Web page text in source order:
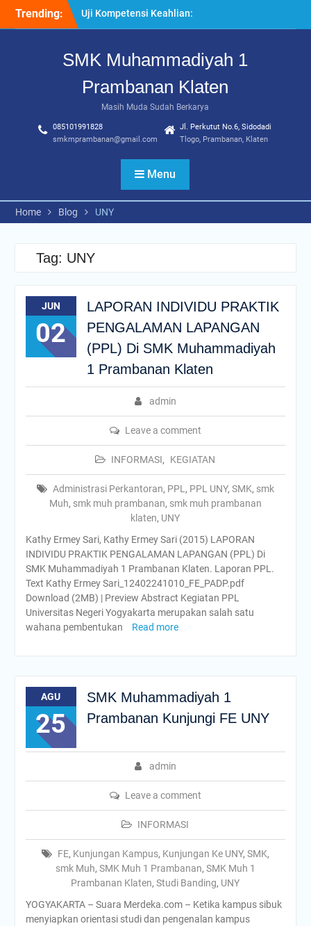
Trending:
Uji Kompetensi Keahlian:
Sinergi SMK Bersama LSP
Kompeten dan Siap Kerja
Sebagai Momentum
205 Murid Baru Ikuti Fortasi
dan MPLS, SMK
Muhammadiyah 1
Prambanan Klaten Perkuat
Komitmen Sekolah Ramah
Anak
SMK Muhammadiyah 1
Prambanan Klaten
Masih Muda Sudah Berkarya
085101991828
smkmprambanan@gmail.com
Jl. Perkutut No.6, Sidodadi
Tlogo, Prambanan, Klaten
Menu
Home Blog UNY
Tag: UNY
JUN
02
LAPORAN INDIVIDU PRAKTIK
PENGALAMAN LAPANGAN
(PPL) Di SMK Muhammadiyah
1 Prambanan Klaten
admin
Leave a comment
INFORMASI, KEGIATAN
Administrasi Perkantoran, PPL , PPL UNY, SMK, smk
Muh, smk muh prambanan, smk muh prambanan
klaten, UNY
Kathy Ermey Sari, Kathy Ermey Sari (2015) LAPORAN
INDIVIDU PRAKTIK PENGALAMAN LAPANGAN (PPL) Di
SMK Muhammadiyah 1 Prambanan Klaten. Laporan PPL.
Text Kathy Ermey Sari_12402241010_FE_PADP.pdf
Download (2MB) | Preview Abstract Kegiatan PPL
Universitas Negeri Yogyakarta merupakan salah satu
wahana pembentukan
Read more
AGU
25
SMK Muhammadiyah 1
Prambanan Kunjungi FE UNY
admin
Leave a comment
INFORMASI
FE, Kunjungan Kampus, Kunjungan Ke UNY, SMK,
smk Muh, SMK Muh 1 Prambanan, SMK Muh 1
Prambanan Klaten,Studi Banding, UNY
YOGYAKARTA – Suara Merdeka.com – Ketika kampus sibuk
menyiapkan orientasi studi dan pengenalan kampus